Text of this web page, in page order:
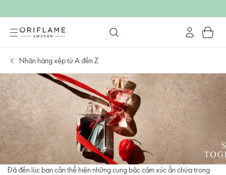
Nhãn hàng xếp từ A đến Z
Đã đến lúc bạn cần thể hiện những cung bậc cảm xúc ẩn chứa trong